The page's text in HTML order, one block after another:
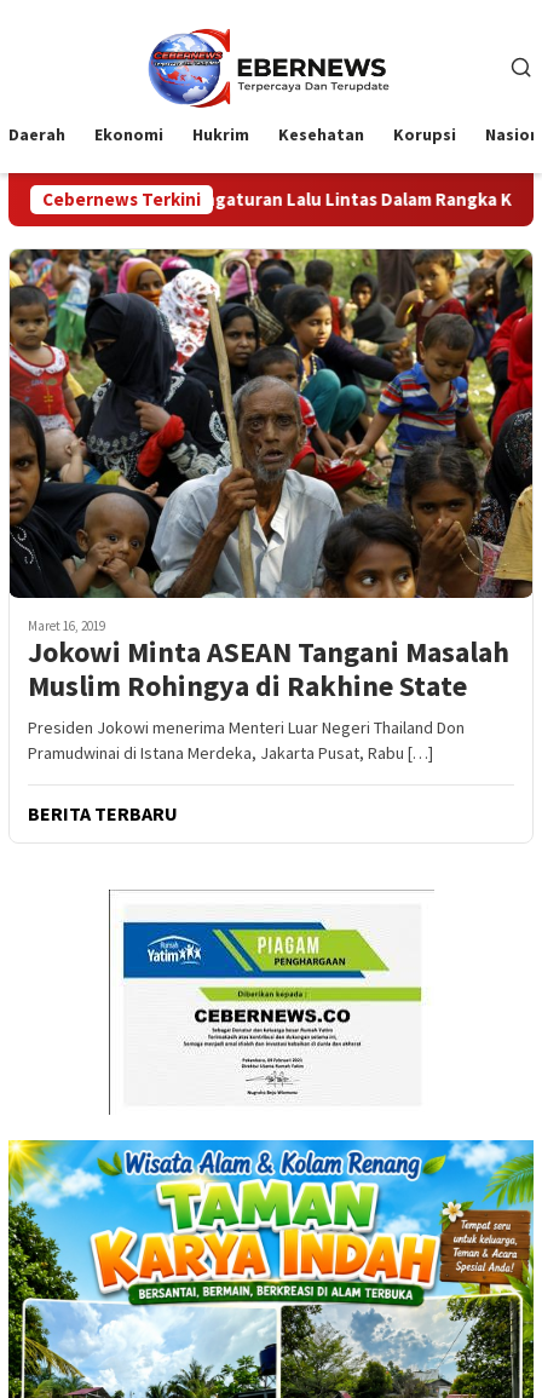
Daerah Ekonomi Hukrim Kesehatan Korupsi
Cebernews Terkini
dan Pengaturan Lalu Lintas Dalam Rangka Kunjungan Menteri
Maret 16, 2019
Jokowi Minta ASEAN Tangani Masalah
Muslim Rohingya di Rakhine State
Presiden Jokowi menerima Menteri Luar Negeri Thailand Don
Pramudwinai di Istana Merdeka, Jakarta Pusat, Rabu […]
BERITA TERBARU